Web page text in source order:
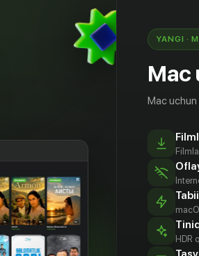
Кайл
Ник Бейлли
YANGI ·
Mac
Mac
HDR